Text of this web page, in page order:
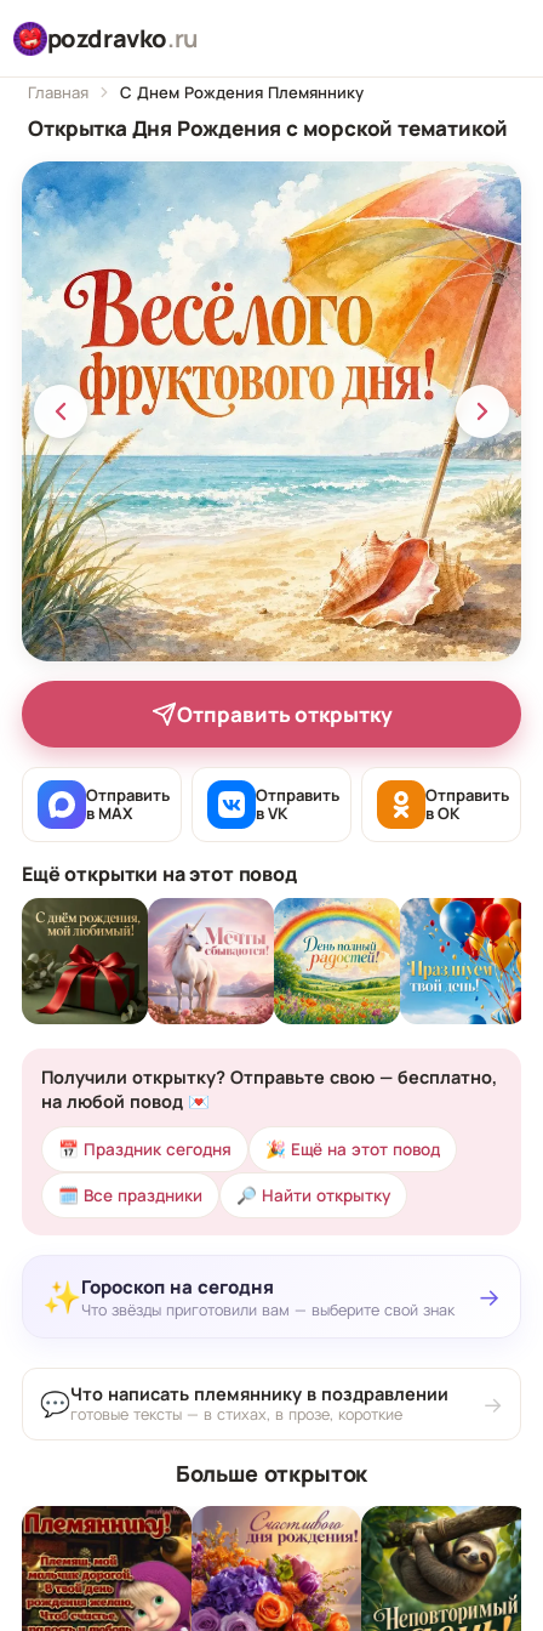
pozdravko.ru
Главная С Днем Рождения Племяннику
Открытка Дня Рождения с морской тематикой
Отправить открытку
Отправить
в MAX
Отправить
в VK
Отправить
в OK
Ещё открытки на этот повод
Получили открытку? Отправьте свою — бесплатно,
на любой повод 💌
📅 Праздник сегодня 🎉 Ещё на этот повод
🗓 Все праздники 🔎 Найти открытку
✨Гороскоп на сегодня
Что звёзды приготовили вам — выберите свой знак →
💬Что написать племяннику в поздравлении
готовые тексты — в стихах, в прозе, короткие →
Больше открыток